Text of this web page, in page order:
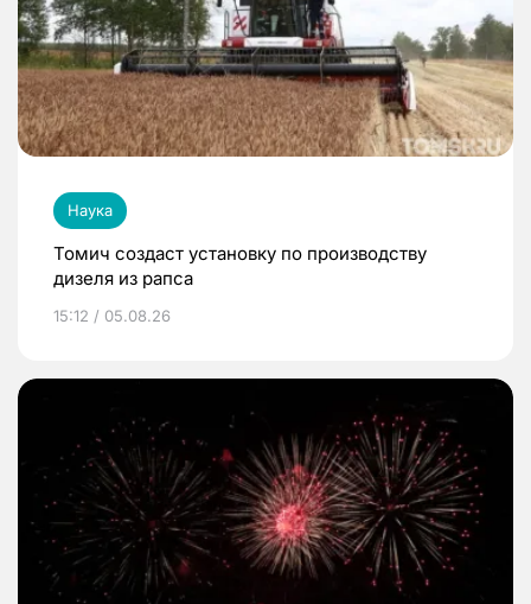
Наука
Томич создаст установку по производству
дизеля из рапса
15:12 / 05.08.26